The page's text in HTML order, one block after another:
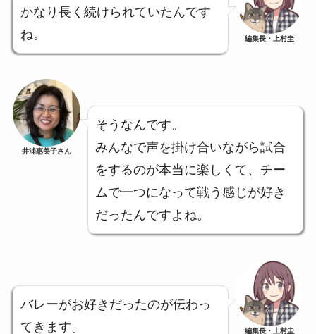
かなり長く続けられていたんです
ね。
編集長・上村圭
井浦惠美子さん
そうなんです。
みんなで声を掛け合いながら試合
をするのが本当に楽しくて、チー
ムで一つになって戦う感じが好き
だったんですよね。
バレーがお好きだったのが伝わっ
てきます。
編集長・上村圭